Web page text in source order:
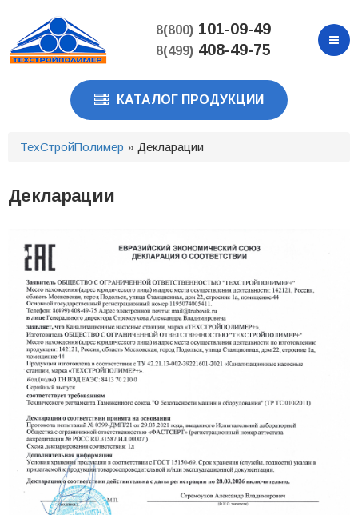
основному
содержанию
8(800)101-09-49
8(499)408-49-75
КАТАЛОГ ПРОДУКЦИИ
ТехСтройПолимер » Декларации
Декларации